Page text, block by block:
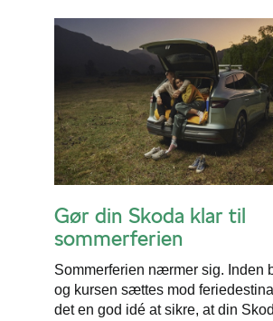
Gør din Skoda klar til
sommerferien
Sommerferien nærmer sig. Inden
og kursen sættes mod
det en god idé at sikre, at din